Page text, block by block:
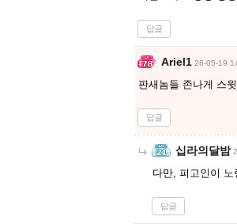
답글
Ariel1 26-05-19
판새놈들 존나게 스
답글
십라의달밤
다만, 피고인이
답글